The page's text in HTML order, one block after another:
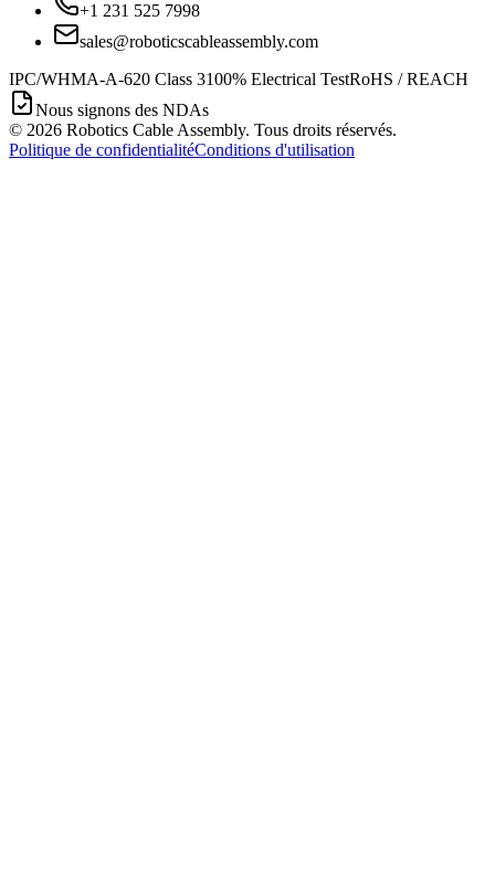
+1 231 525 7998
sales@roboticscableassembly.com
IPC/WHMA-A-620 Class 3100% Electrical TestRoHS / REACH
Nous signons des NDAs
© 2026 Robotics Cable Assembly. Tous droits réservés.
Politique de confidentialitéConditions d'utilisation